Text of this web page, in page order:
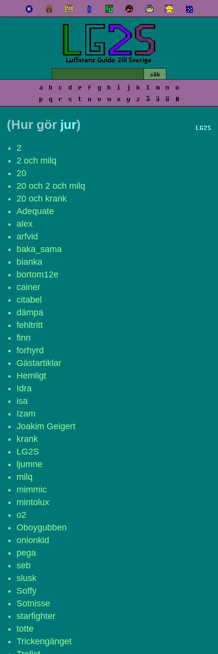
a b c d e f g h i j k l m n
o
p
q r s t u v w x y z å ä ö #
LG2S
(Hur gör jur)
2
2 och milq
20
20 och 2 och milq
20 och krank
Adequate
alex
arfvid
baka_sama
bianka
bortom12e
cainer
citabel
dämpa
fehltritt
finn
forhyrd
Gästartiklar
Hemligt
Idra
isa
Izam
Joakim Geigert
krank
LG2S
ljumne
milq
mimmic
mintolux
o2
Oboygubben
onionkid
pega
seb
slusk
Soffy
Sotnisse
starfighter
totte
Trickengänget